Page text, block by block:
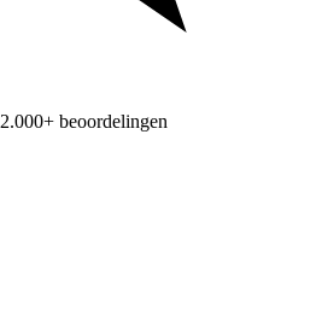
2.000+ beoordelingen